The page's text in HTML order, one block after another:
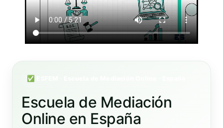
✅ ESFEM · Escuela de Mediación Online · España
Escuela de Mediación
Online en España